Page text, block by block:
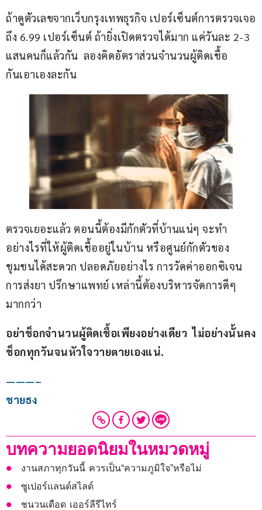
ถ้าดูตัวเลขจากเว็บกรุงเทพธุรกิจ เปอร์เซ็นต์การตรวจเจอ
ถึง 6.99 เปอร์เซ็นต์ ถ้ายิ่งเปิดตรวจได้มาก แค่วันละ 2-3
แสนคนก็แล้วกัน  ลองคิดอัตราส่วนจำนวนผู้ติดเชื้อ
กันเอาเองละกัน
ตรวจเยอะแล้ว ตอนนี้ต้องมีกักตัวที่บ้านแน่ๆ จะทำ
อย่างไรที่ให้ผู้ติดเชื้ออยู่ในบ้าน หรือศูนย์กักตัวของ
ชุมชนได้สะดวก ปลอดภัยอย่างไร การวัดค่าออกซิเจน
การส่งยา ปรึกษาแพทย์ เหล่านี้ต้องบริหารจัดการดีๆ
มากกว่า
อย่าช็อกจำนวนผู้ติดเชื้อเพียงอย่างเดียว  ไม่อย่างนั้นคง
ช็อกทุกวันจนหัวใจวายตายเองแน่.
———–
ชายธง
บทความยอดนิยมในหมวดหมู่
งานสภาทุกวันนี้ ควรเป็น“ความภูมิใจ”หรือไม่
ซูเปอร์แลนด์สไลด์
ชนวนเดือด เออร์ลีรีไทร์